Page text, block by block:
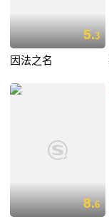
5.3
因法之名
8.6